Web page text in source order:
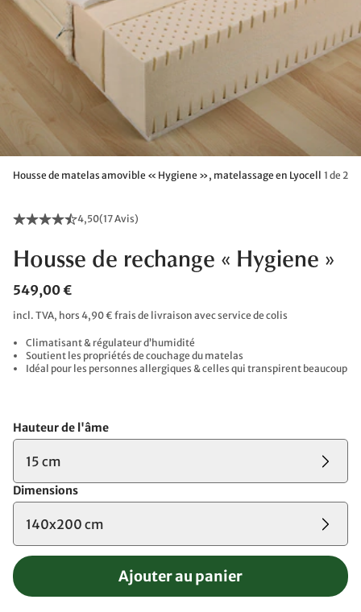
Housse de matelas amovible « Hygiene », matelassage en Lyocell 1 de 2
4,50(17 Avis)
Housse de rechange « Hygiene »
549,00 €
incl. TVA, hors 4,90 € frais de livraison avec service de colis
Climatisant & régulateur d’humidité
Soutient les propriétés de couchage du matelas
Idéal pour les personnes allergiques & celles qui transpirent beaucoup
Hauteur de l'âme
15 cm
Dimensions
140x200 cm
Ajouter au panier